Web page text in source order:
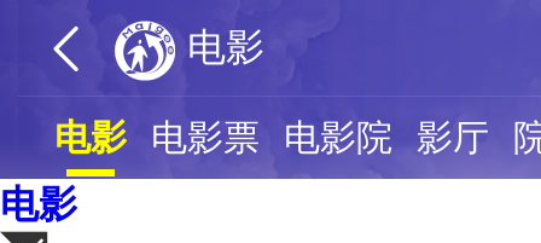
电影
电影 电影票 电影院 影厅
电影